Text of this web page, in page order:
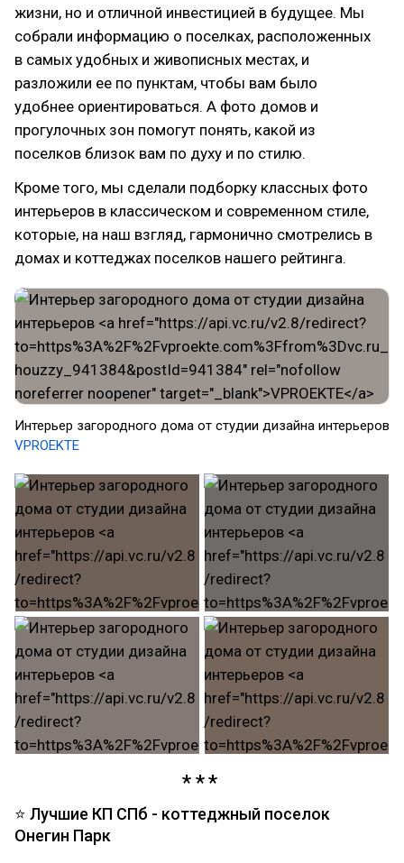
жизни, но и отличной инвестицией в будущее. Мы
собрали информацию о поселках, расположенных
в самых удобных и живописных местах, и
разложили ее по пунктам, чтобы вам было
удобнее ориентироваться. А фото домов и
прогулочных зон помогут понять, какой из
поселков близок вам по духу и по стилю.
Кроме того, мы сделали подборку классных фото
интерьеров в классическом и современном стиле,
которые, на наш взгляд, гармонично смотрелись в
домах и коттеджах поселков нашего рейтинга.
Интерьер загородного дома от студии дизайна интерьеров
VPROEKTE
⭐ Лучшие КП СПб - коттеджный поселок
Онегин Парк